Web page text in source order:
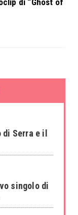
Serra e il
singolo di